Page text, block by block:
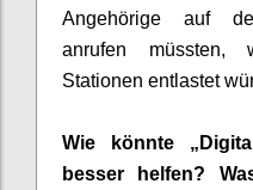
Angehörige
auf
anrufen müssten,
Stationen entlastet
Wie könnte
besser helfen?